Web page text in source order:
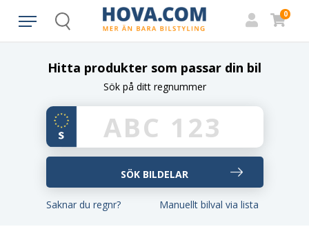
Search
0
Hitta produkter som passar din bil
Sök på ditt regnummer
Saknar du regnr? Manuellt bilval via lista